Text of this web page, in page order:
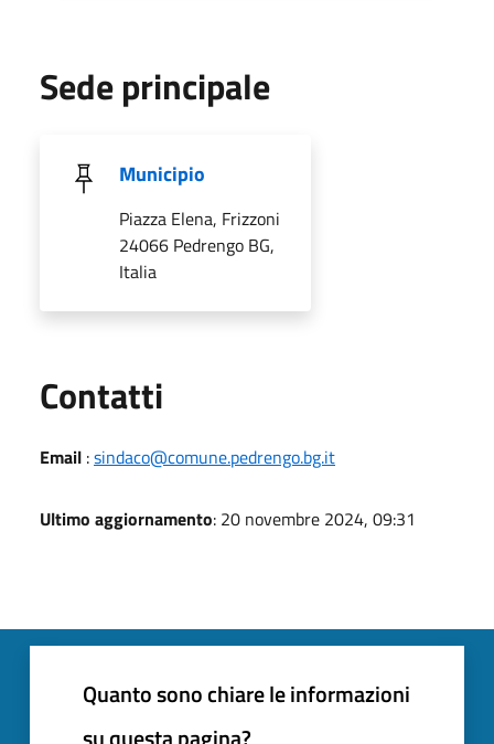
Sede principale
Municipio
Piazza Elena, Frizzoni
24066 Pedrengo BG,
Italia
Contatti
Email :sindaco@comune.pedrengo.bg.it
Ultimo aggiornamento: 20 novembre 2024, 09:31
Quanto sono chiare le informazioni